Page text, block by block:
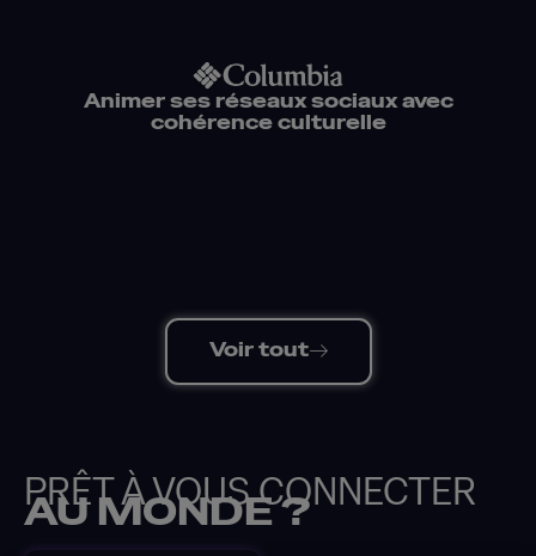
Animer ses réseaux sociaux avec
cohérence culturelle
Voir tout
PRÊT À VOUS CONNECTER
AU MONDE ?